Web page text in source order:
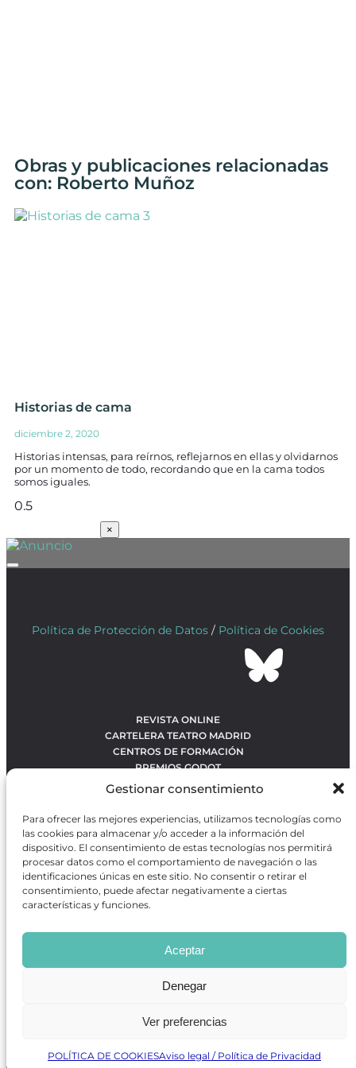
Gestionar consentimiento
Para ofrecer las mejores experiencias, utilizamos tecnologías como
las cookies para almacenar y/o acceder a la información del
dispositivo. El consentimiento de estas tecnologías nos permitirá
procesar datos como el comportamiento de navegación o las
identificaciones únicas en este sitio. No consentir o retirar el
consentimiento, puede afectar negativamente a ciertas
características y funciones.
Aceptar
Denegar
Ver preferencias
POLÍTICA DE COOKIESAviso legal / Política de Privacidad
Obras y publicaciones relacionadas
con: Roberto Muñoz
Historias de cama
diciembre 2, 2020
Historias intensas, para reírnos, reflejarnos en ellas y olvidarnos
por un momento de todo, recordando que en la cama todos
somos iguales.
×
Política de Protección de Datos / Política de Cookies
REVISTA ONLINE
CARTELERA TEATRO MADRID
CENTROS DE FORMACIÓN
PREMIOS GODOT
CONTACTO
OBRAS MÁS VOTADAS
RANKING MEJORES OBRAS
BÚSQUEDA AVANZADA DE OBRAS
Revista GODOTes una revista independiente especializada
en información sobre artes escénicas de Madrid, gratuita y
que se distribuye en espacios escénicos, además de otros
puntos de interés turístico y de ocio de la capital.
Desarrollado por Precise Future